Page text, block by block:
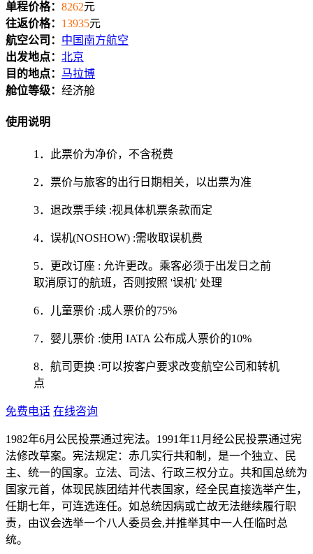
单程价格： 8262元
往返价格： 13935元
航空公司： 中国南方航空
出发地点： 北京
目的地点： 马拉博
舱位等级： 经济舱
使用说明
1．此票价为净价，不含税费
2．票价与旅客的出行日期相关，以出票为准
3．退改票手续 :视具体机票条款而定
4．误机(NOSHOW) :需收取误机费
5．更改订座 : 允许更改。乘客必须于出发日之前
取消原订的航班，否则按照 '误机' 处理
6．儿童票价 :成人票价的75%
7．婴儿票价 :使用 IATA 公布成人票价的10%
8．航司更换 :可以按客户要求改变航空公司和转机
点
免费电话 在线咨询
1982年6月公民投票通过宪法。1991年11月经公民投票通过宪
法修改草案。宪法规定：赤几实行共和制，是一个独立、民
主、统一的国家。立法、司法、行政三权分立。共和国总统为
国家元首，体现民族团结并代表国家，经全民直接选举产生，
任期七年，可连选连任。如总统因病或亡故无法继续履行职
责，由议会选举一个八人委员会,并推举其中一人任临时总
统。